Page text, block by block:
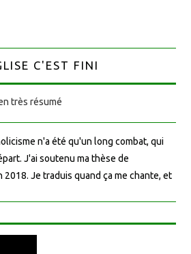
C'EST FINI
très résumé
n'a été qu'un long combat, qui
J'ai soutenu ma thèse de
Je traduis quand ça me chante, et